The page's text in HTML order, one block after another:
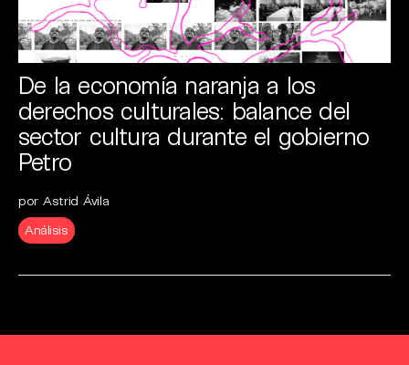
De la economía naranja a los
derechos culturales: balance del
sector cultura durante el gobierno
Petro
por Astrid Ávila
Análisis